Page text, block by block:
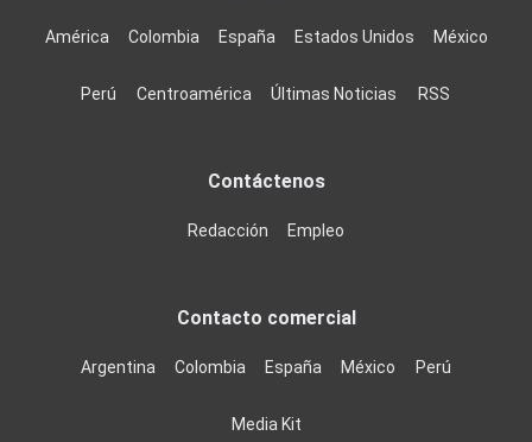
América Colombia España Estados Unidos México
Perú Centroamérica Últimas Noticias RSS
Contáctenos
Redacción Empleo
Contacto comercial
Argentina Colombia España México Perú
Media Kit